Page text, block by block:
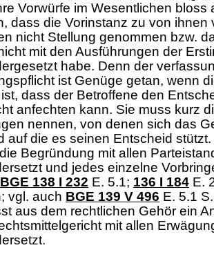
Vorwürfe im Wesentlichen bloss
dass die Vorinstanz zu von ihnen
nicht Stellung genommen bzw.
mit den Ausführungen der
habe. Denn der
ist Genüge getan, wenn
dass der Betroffene den
anfechten kann. Sie muss kurz
nennen, von denen sich das
auf die es seinen Entscheid
Begründung mit allen
und jedes einzelne
BGE 138 I 232 E. 5.1; 136 I 184 E.
vgl. auch BGE 139 V 496 E. 5.1
aus dem rechtlichen Gehör ein
mit allen